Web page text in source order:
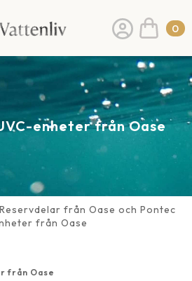
0
enheter från Oase
Reservdelar från Oase och Pontec
från Oase
från Oase